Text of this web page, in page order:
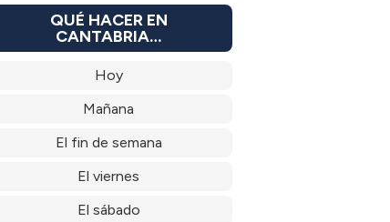
QUÉ HACER EN
CANTABRIA…
Hoy
Mañana
El fin de semana
El viernes
El sábado